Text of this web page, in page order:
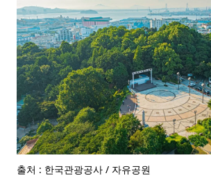
출처 : 한국관광공사 / 자유공원